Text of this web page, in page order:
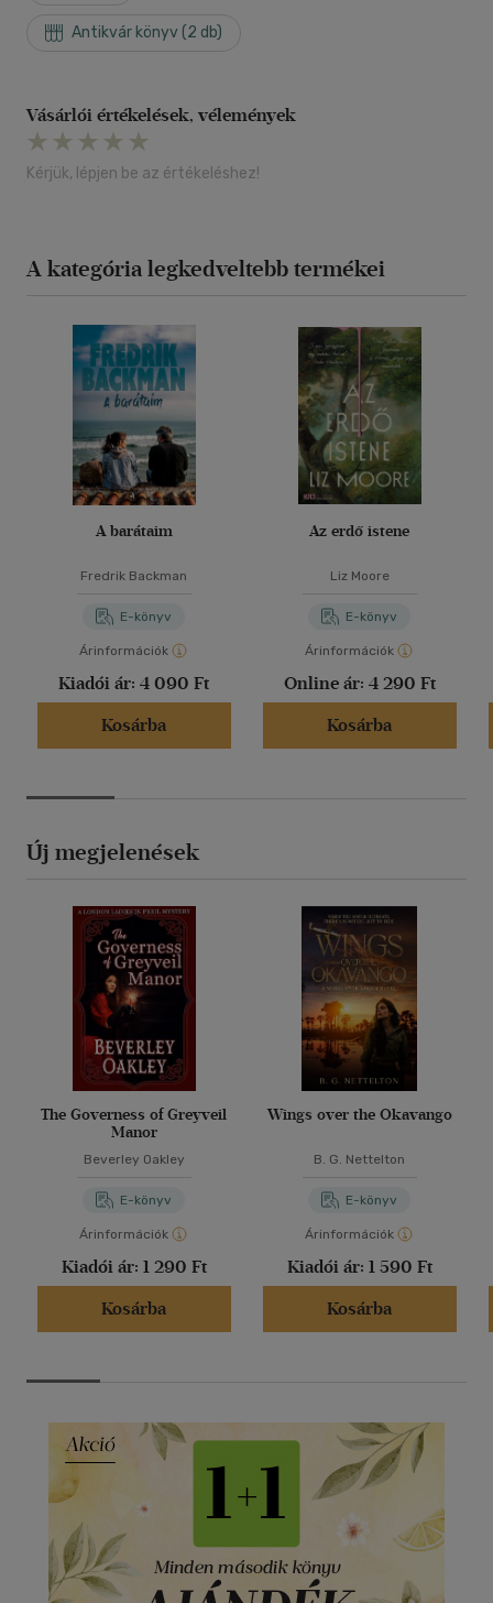
Antikvár könyv (2 db)
Vásárlói értékelések, vélemények
Kérjük, lépjen be az értékeléshez!
A kategória legkedveltebb termékei
A barátaim
Fredrik Backman
E-könyv
Árinformációk
Kiadói ár: 4 090 Ft
Kosárba
Az erdő istene
Liz Moore
E-könyv
Árinformációk
Online ár: 4 290 Ft
Kosárba
Új megjelenések
The Governess of Greyveil
Manor
Beverley Oakley
E-könyv
Árinformációk
Kiadói ár: 1 290 Ft
Kosárba
Wings over the Okavango
B. G. Nettelton
E-könyv
Árinformációk
Kiadói ár: 1 590 Ft
Kosárba